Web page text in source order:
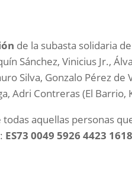
de la subasta solidaria
Sánchez, Vinicius Jr.,
Silva, Gonzalo Pérez de
Adri Contreras (El Barrio,
todas aquellas personas
ES73 0049 5926 4423